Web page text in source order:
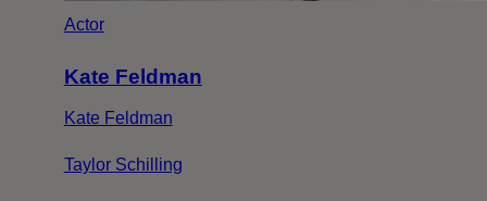
Actor
Kate Feldman
Kate Feldman
Taylor Schilling